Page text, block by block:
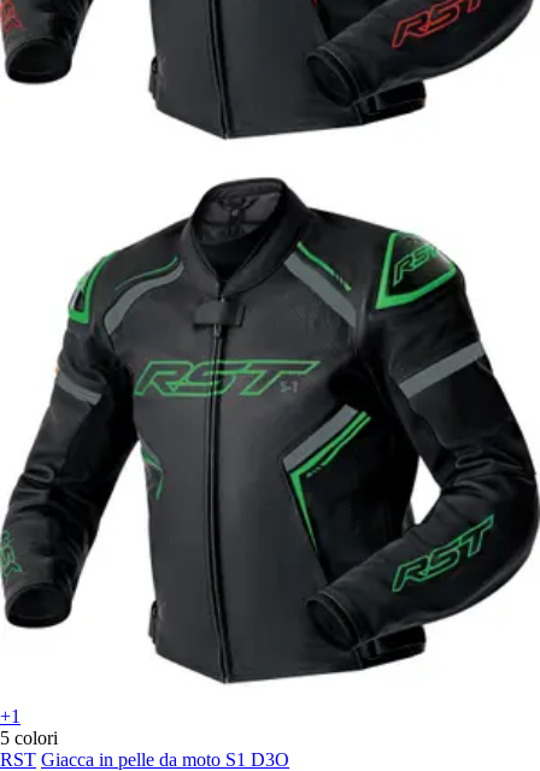
+1
5 colori
RST Giacca in pelle da moto S1 D3O